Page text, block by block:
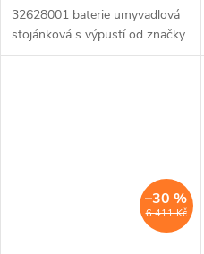
32628001 baterie umyvadlová
stojánková s výpustí od značky
Grohe. Série: Essence. Typ
6 411 Kč
–30 %